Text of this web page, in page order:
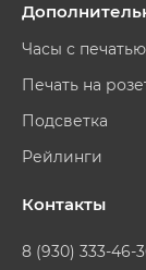
Часы с печатью
Печать на
Подсветка
Рейлинги
Контакты
8 (930) 333-46-